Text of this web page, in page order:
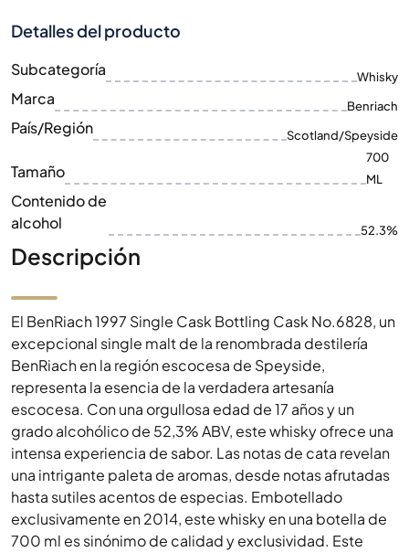
Detalles del producto
Subcategoría Whisky
Marca Benriach
País/Región Scotland/Speyside
Tamaño
700
ML
Contenido de
alcohol
52.3%
Descripción
El BenRiach 1997 Single Cask Bottling Cask No.6828, un
excepcional single malt de la renombrada destilería
BenRiach en la región escocesa de Speyside,
representa la esencia de la verdadera artesanía
escocesa. Con una orgullosa edad de 17 años y un
grado alcohólico de 52,3% ABV, este whisky ofrece una
intensa experiencia de sabor. Las notas de cata revelan
una intrigante paleta de aromas, desde notas afrutadas
hasta sutiles acentos de especias. Embotellado
exclusivamente en 2014, este whisky en una botella de
700 ml es sinónimo de calidad y exclusividad. Este